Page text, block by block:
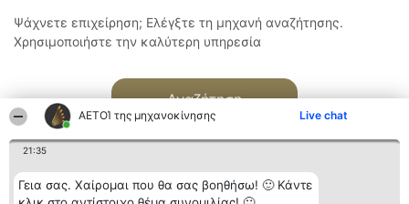
ΑΕΤΟΊ της μηχανοκίνησης Live chat
21:35
Γεια σας. Χαίρομαι που θα σας βοηθήσω! 🙂 Κάντε
Ψάχνετε επιχείρηση; Ελέγξτε τη μηχανή αναζήτησης.
Χρησιμοποιήστε την καλύτερη υπηρεσία
Αναζήτηση